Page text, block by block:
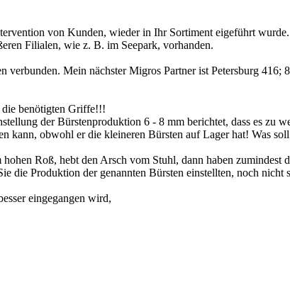
von Kunden, wieder in Ihr Sortiment eigeführt wurde.
Filialen, wie z. B. im Seepark, vorhanden.
Mein nächster Migros Partner ist Petersburg 416;
die benötigten Griffe!!!
der Bürstenproduktion 6 - 8 mm berichtet, dass es zu
obwohl er die kleineren Bürsten auf Lager hat! Was
Roß, hebt den Arsch vom Stuhl, dann haben zumindest
die Produktion der genannten Bürsten einstellten, noch
eingegangen wird,